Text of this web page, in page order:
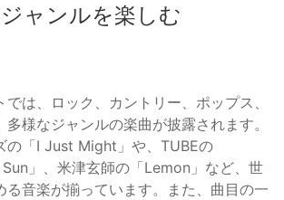
ャンルを楽しむ
は、ロック、カントリー、ポップス、
多様なジャンルの楽曲が披露されます。
の「I Just Might」や、TUBEの
Sun」、米津玄師の「Lemon」など、世
る音楽が揃っています。また、曲目の一